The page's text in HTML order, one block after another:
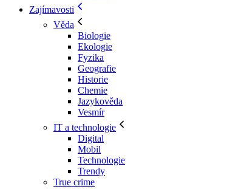
Zajímavosti
Věda
Biologie
Ekologie
Fyzika
Geografie
Historie
Chemie
Jazykověda
Vesmír
IT a technologie
Digital
Mobil
Technologie
Trendy
True crime